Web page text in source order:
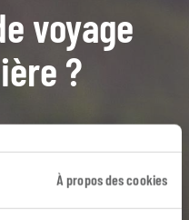
À propos des cookies
voyage
?
Bahar Dar
Région du Tigré